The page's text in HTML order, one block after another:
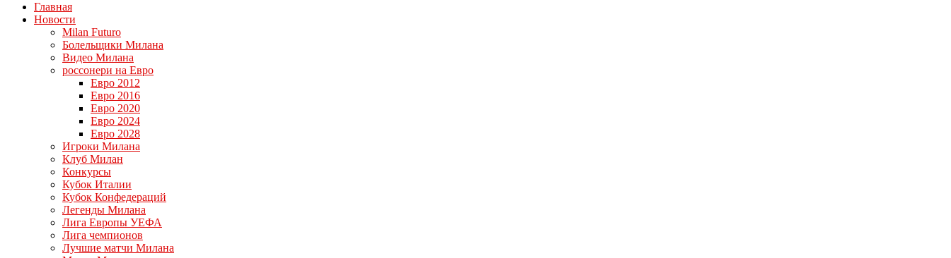
Главная
Новости
Milan Futuro
Болельщики Милана
Видео Милана
россонери на Евро
Евро 2012
Евро 2016
Евро 2020
Евро 2024
Евро 2028
Игроки Милана
Клуб Милан
Конкурсы
Кубок Италии
Кубок Конфедераций
Легенды Милана
Лига Европы УЕФА
Лига чемпионов
Лучшие матчи Милана